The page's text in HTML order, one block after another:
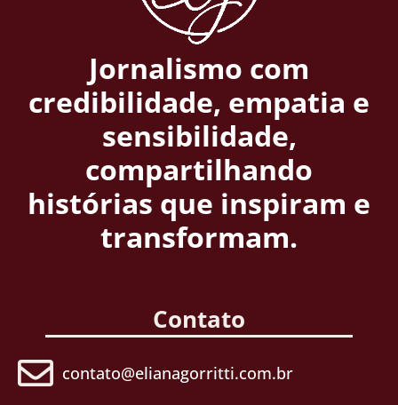
Jornalismo com
credibilidade, empatia e
sensibilidade,
compartilhando
histórias que inspiram e
transformam.
Contato
contato@elianagorritti.com.br